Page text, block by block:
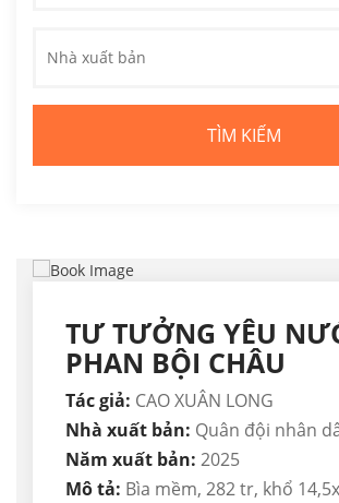
Nhà xuất bản
TƯ TƯỞNG YÊU
PHAN BỘI CHÂU
Tác giả: CAO XUÂN LONG
Nhà xuất bản: Quân đội nhân
Năm xuất bản: 2025
Mô tả: Bìa mềm, 282 tr, khổ